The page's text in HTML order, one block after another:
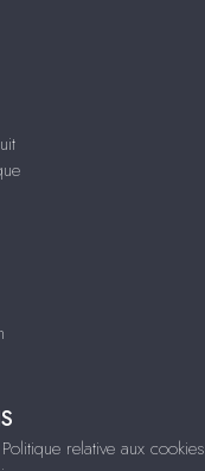
relative aux cookies